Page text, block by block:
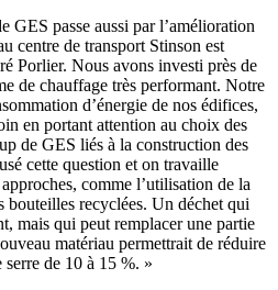
GES passe aussi par l’amélioration
centre de transport Stinson est
Porlier. Nous avons investi près de
de chauffage très performant. Notre
d’énergie de nos édifices,
en portant attention au choix des
de GES liés à la construction des
cette question et on travaille
comme l’utilisation de la
bouteilles recyclées. Un déchet qui
mais qui peut remplacer une partie
matériau permettrait de réduire
serre de 10 à 15 %. »